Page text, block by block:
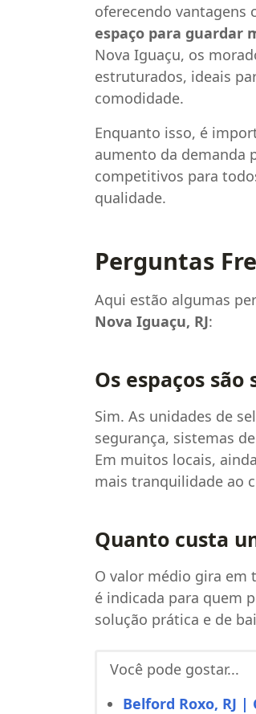
oferecendo vantagens
espaço para guardar
Nova Iguaçu, os
estruturados, ideais
comodidade.
Enquanto isso, é
aumento da demanda
competitivos para
qualidade.
Perguntas
Aqui estão algumas
Nova Iguaçu, RJ:
Os espaços são
Sim. As unidades de
segurança, sistemas
Em muitos locais,
mais tranquilidade ao
Quanto custa
O valor médio gira em
é indicada para quem
solução prática e de
Você pode gostar...
Belford Roxo, RJ